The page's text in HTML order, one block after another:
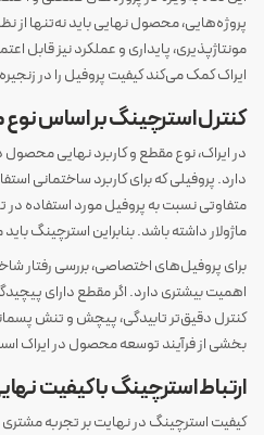
پروژه‌هایی، محصول نهایی باید نه‌تنها از
مونتاژپذیری، پایداری و عملکرد نیز قابل
ایراک کمک می‌کند کیفیت پروفیل را در
کنترل استرچینگ بر اساس نوع
در ایراک، نوع مقطع و کاربرد نهایی
دارد. پروفیلی که برای کاربرد ساختمانی
متفاوتی نسبت به پروفیل مورد استفاده
ماژولار داشته باشد. بنابراین استرچینگ
برای پروفیل‌های اختصاصی، بررسی رفتار
اهمیت بیشتری دارد. اگر مقطع دارای
کنترل دقیق‌تر تابیدگی، پیچش و تنش
بخشی از فرآیند توسعه محصول در ایراک
ارتباط استرچینگ با کیفیت
کیفیت استرچینگ در نهایت بر تجربه